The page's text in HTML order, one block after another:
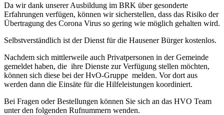
Da wir dank unserer Ausbildung im BRK über gesonderte
Erfahrungen verfügen, können wir sicherstellen, dass das Risiko der
Übertragung des Corona Virus so gering wie möglich gehalten wird.
Selbstverständlich ist der Dienst für die Hausener Bürger kostenlos.
Nachdem sich mittlerweile auch Privatpersonen in der Gemeinde
gemeldet haben, die ihre Dienste zur Verfügung stellen möchten,
können sich diese bei der HvO-Gruppe melden. Vor dort aus
werden dann die Einsäte für die Hilfeleistungen koordiniert.
Bei Fragen oder Bestellungen können Sie sich an das HVO Team
unter den folgenden Rufnummern wenden.